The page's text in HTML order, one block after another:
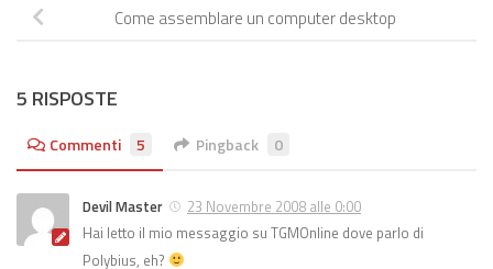
Come assemblare un computer desktop
5 RISPOSTE
Commenti 5 Pingback 0
Devil Master
23 Novembre 2008 alle 0:00
Hai letto il mio messaggio su TGMOnline dove parlo di
Polybius, eh?